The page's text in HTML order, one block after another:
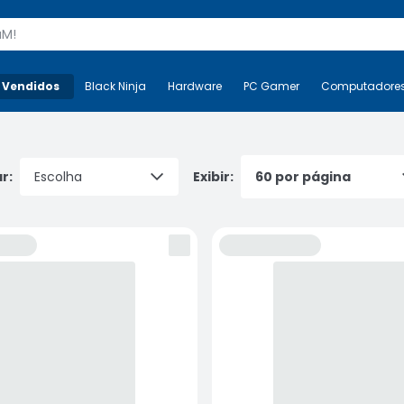
Mais-v- Black Ninja Hardware PC Gamer
Black Ninja Hardware PC Gamer
Exibir: